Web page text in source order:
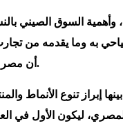
السوق الصيني
به وما يقدمه من
أن مصر ترحب بكافة السائحين ولاسيما السائح الصيني.
تنوع الأنماط